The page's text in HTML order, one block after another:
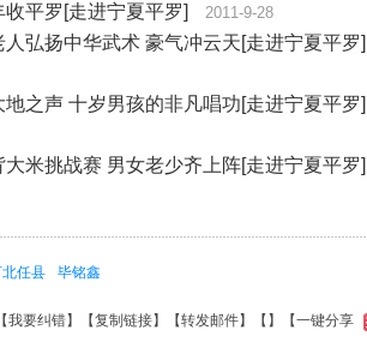
平罗[走进宁夏平罗] 2011-9-28
人弘扬中华武术 豪气冲云天[走进宁夏平罗]
地之声 十岁男孩的非凡唱功[走进宁夏平罗]
大米挑战赛 男女老少齐上阵[走进宁夏平罗]
任县 毕铭鑫
我要纠错】【复制链接】【转发邮件】【 】 【一键分享